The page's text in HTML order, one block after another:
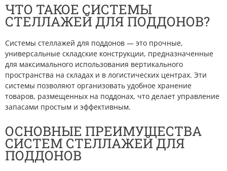
ЧТО ТАКОЕ СИСТЕМЫ
СТЕЛЛАЖЕЙ ДЛЯ ПОДДОНОВ?
Системы стеллажей для поддонов — это прочные,
универсальные складские конструкции, предназначенные
для максимального использования вертикального
пространства на складах и в логистических центрах. Эти
системы позволяют организовать удобное хранение
товаров, размещенных на поддонах, что делает управление
запасами простым и эффективным.
ОСНОВНЫЕ ПРЕИМУЩЕСТВА
СИСТЕМ СТЕЛЛАЖЕЙ ДЛЯ
ПОДДОНОВ